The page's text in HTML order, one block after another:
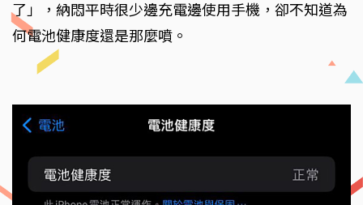
了」，納悶平時很少邊充電邊使用手機，卻不知道為
何電池健康度還是那麼噴。